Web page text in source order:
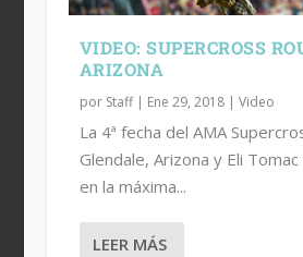
VIDEO: SUPERCROSS
ARIZONA
por Staff| Ene 29, 2018| Video
La 4ª fecha del AMA
Glendale, Arizona y Eli
en la máxima...
LEER MÁS